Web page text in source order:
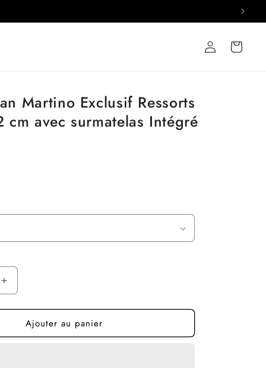
Connexion Panier
Martino Exclusif Ressorts
cm avec surmatelas Intégré
Augmenter
la
quantité
Matelas
Ajouter au panier